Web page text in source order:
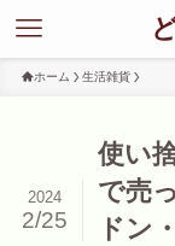
ホーム 生活雑貨
使い
で売
ドン
2024
2/25